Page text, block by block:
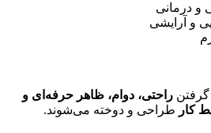
و درمانی
و آرایشی
راحتی، دوام، ظاهر حرفه‌ای و
کار طراحی و دوخته می‌شوند.